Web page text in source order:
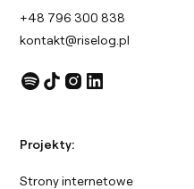
+48 796 300 838
kontakt@riselog.pl
Projekty:
Strony internetowe